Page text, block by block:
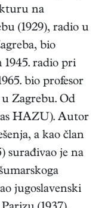
na
(1929), radio u
bio
radio pri
bio profesor
Zagrebu. Od
HAZU). Autor
a kao član
surađivao je na
jugoslavenski